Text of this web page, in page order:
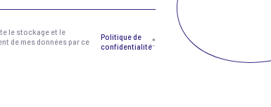
(Nécessaire)
le stockage et le
de mes données par ce
Politique de
confidentialité*